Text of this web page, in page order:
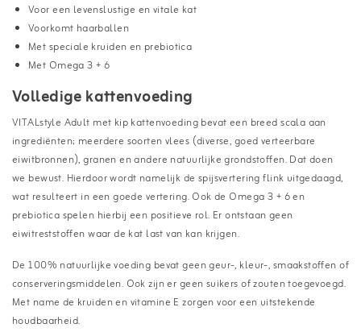
Voor een levenslustige en vitale kat
Voorkomt haarballen
Met speciale kruiden en prebiotica
Met Omega 3 + 6
Volledige kattenvoeding
VITALstyle Adult met kip kattenvoeding bevat een breed scala aan
ingrediënten; meerdere soorten vlees (diverse, goed verteerbare
eiwitbronnen), granen en andere natuurlijke grondstoffen. Dat doen
we bewust. Hierdoor wordt namelijk de spijsvertering flink uitgedaagd,
wat resulteert in een goede vertering. Ook de Omega 3 + 6 en
prebiotica spelen hierbij een positieve rol. Er ontstaan geen
eiwitreststoffen waar de kat last van kan krijgen.
De 100% natuurlijke voeding bevat geen geur-, kleur-, smaakstoffen of
conserveringsmiddelen. Ook zijn er geen suikers of zouten toegevoegd.
Met name de kruiden en vitamine E zorgen voor een uitstekende
houdbaarheid.